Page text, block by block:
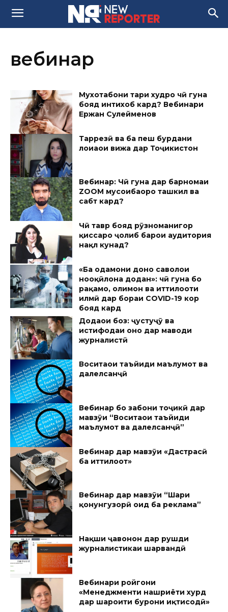
вебинар
Мухотабони тарҳи худро чӣ гуна
бояд интихоб кард? Вебинари
Ержан Сулейменов
Тарҳрезӣ ва ба пеш бурдани
лоиҳаҳои вижа дар Тоҷикистон
Вебинар: Чӣ гуна дар барномаи
ZOOM мусоҳибаҳоро ташкил ва
сабт кард?
Чӣ тавр бояд рӯзноманигор
қиссаро ҷолиб барои аудитория
нақл кунад?
«Ба одамони доно саволҳои
нооқӣлона додан»: чӣ гуна бо
рақамҳо, олимон ва иттилооти
илмӣ дар бораи COVID-19 кор
бояд кард
Додаҳои боз: ҷустуҷӯ ва
истифодаи онҳо дар маводи
журналистӣ
Воситаҳои таъйиди маълумот ва
далелсанҷӣ
Вебинар бо забони тоҷикӣ дар
мавзӯи “Воситаҳои таъйиди
маълумот ва далелсанҷӣ”
Вебинар дар мавзӯи «Дастрасӣ
ба иттилоот»
Вебинар дар мавзӯи “Шарҳи
қонунгузорӣ оид ба реклама”
Нақши ҷавонон дар рушди
журналистикаи шаҳрвандӣ
Вебинари ройгони
«Менеджменти нашриёти хурд
дар шароити буҳрони иқтисодӣ»